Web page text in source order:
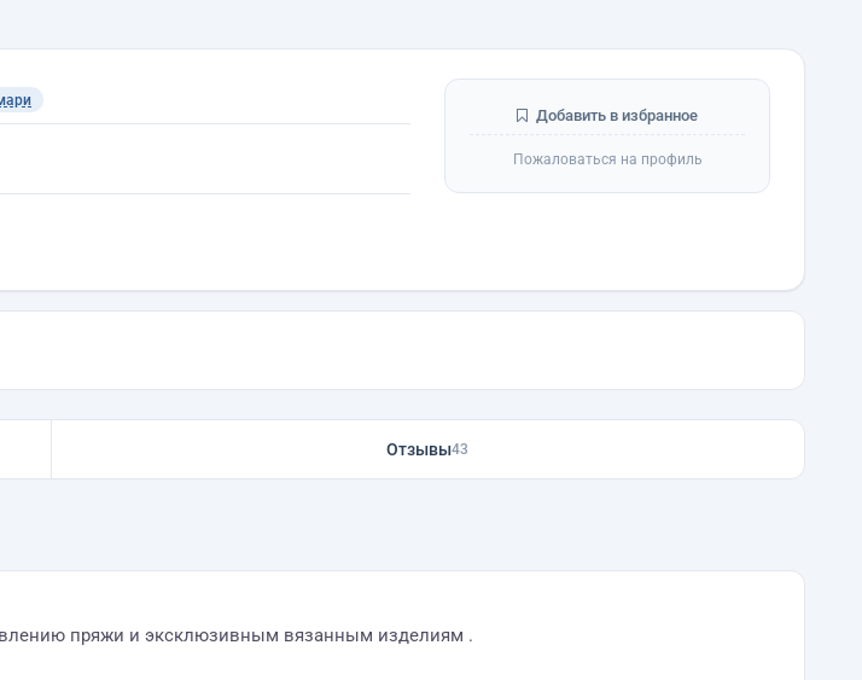
Добавить в избранное
Пожаловаться на профиль
Отзывы43
пряжи и эксклюзивным вязанным изделиям .